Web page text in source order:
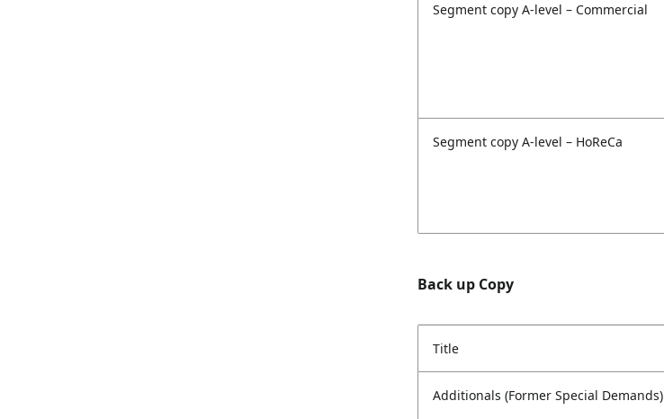
Segment copy A-level – Commercial
Segment copy A-level – HoReCa
Back up Copy
Title
Additionals (Former Special Demands)